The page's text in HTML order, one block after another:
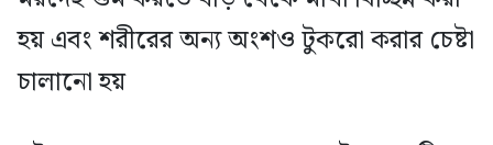
হয় এবং শরীরের অন্য অংশও টুকরো করার চেষ্টা
চালানো হয়